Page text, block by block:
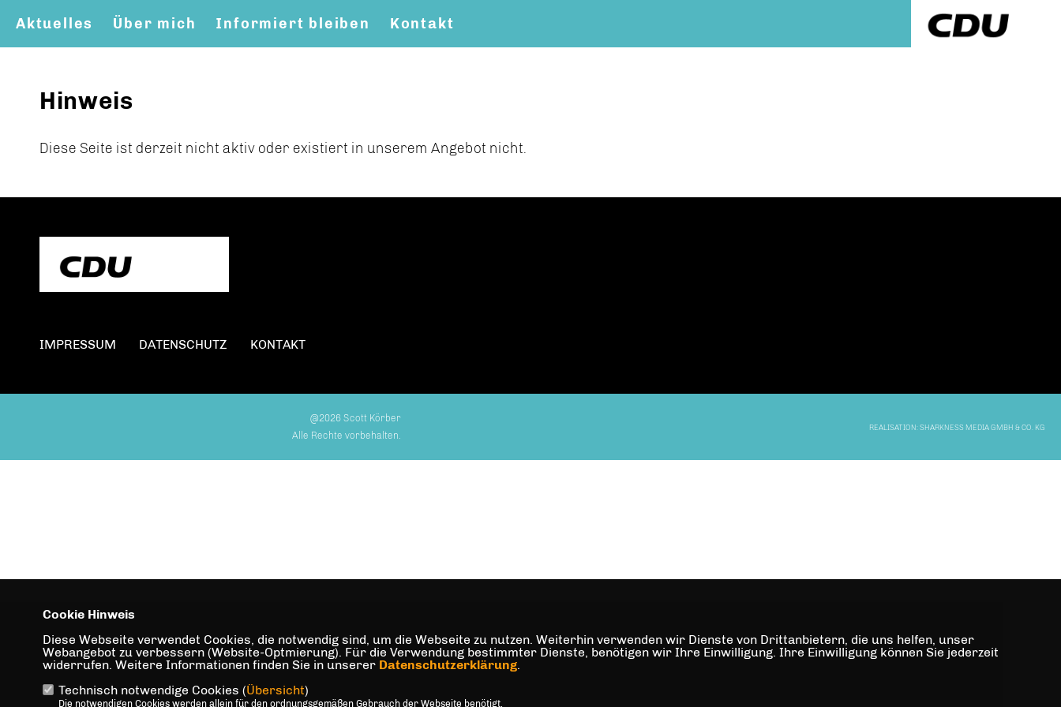
Aktuelles Über mich Informiert bleiben Kontakt
Hinweis
Diese Seite ist derzeit nicht aktiv oder existiert in unserem Angebot nicht.
IMPRESSUM DATENSCHUTZ KONTAKT
@2026 Scott Körber
Alle Rechte vorbehalten.
REALISATION: SHARKNESS MEDIA GMBH & CO. KG
Cookie Hinweis
Diese Webseite verwendet Cookies, die notwendig sind, um die Webseite zu nutzen. Weiterhin verwenden wir Dienste von Drittanbietern, die uns helfen, unser
Webangebot zu verbessern (Website-Optmierung). Für die Verwendung bestimmter Dienste, benötigen wir Ihre Einwilligung. Ihre Einwilligung können Sie jederzeit
widerrufen. Weitere Informationen finden Sie in unserer Datenschutzerklärung.
Technisch notwendige Cookies (Übersicht)
Die notwendigen Cookies werden allein für den ordnungsgemäßen Gebrauch der Webseite benötigt.